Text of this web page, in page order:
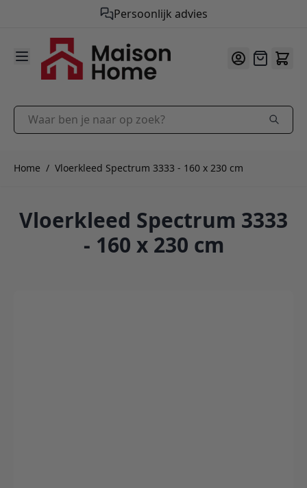
Gratis verzending vanaf €50,-
9.9/10
Ga naar de inhoud
Offerte
Waar ben je naar op zoek?
Home / Vloerkleed Spectrum 3333 - 160 x 230 cm
Vloerkleed Spectrum 3333
- 160 x 230 cm